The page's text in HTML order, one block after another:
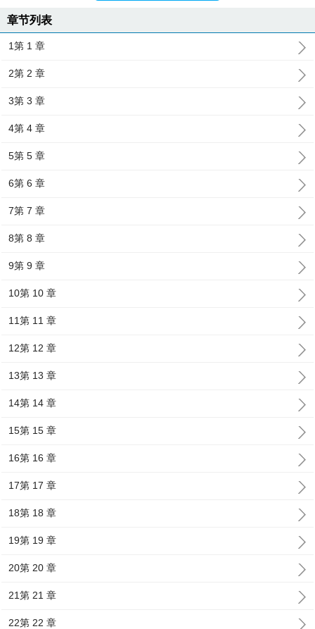
章节列表
1第 1 章
2第 2 章
3第 3 章
4第 4 章
5第 5 章
6第 6 章
7第 7 章
8第 8 章
9第 9 章
10第 10 章
11第 11 章
12第 12 章
13第 13 章
14第 14 章
15第 15 章
16第 16 章
17第 17 章
18第 18 章
19第 19 章
20第 20 章
21第 21 章
22第 22 章